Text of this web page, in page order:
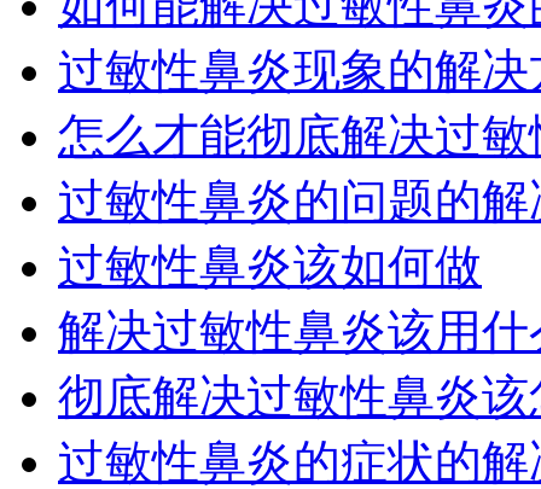
过敏性鼻炎现象的解决
怎么才能彻底解决过敏
过敏性鼻炎的问题的
过敏性鼻炎该如何做
解决过敏性鼻炎该用
彻底解决过敏性鼻炎
过敏性鼻炎的症状的